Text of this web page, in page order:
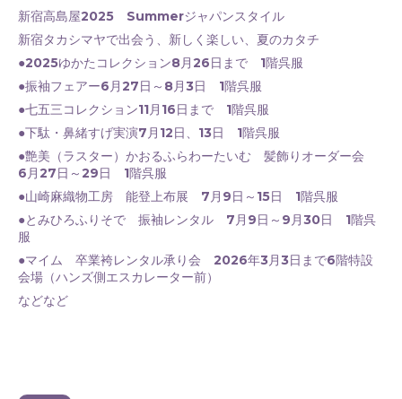
新宿高島屋2025 Summerジャパンスタイル
新宿タカシマヤで出会う、新しく楽しい、夏のカタチ
●2025ゆかたコレクション8月26日まで 1階呉服
●振袖フェアー6月27日～8月3日 1階呉服
●七五三コレクション11月16日まで 1階呉服
●下駄・鼻緒すげ実演7月12日、13日 1階呉服
●艶美（ラスター）かおるふらわーたいむ 髪飾りオーダー会
6月27日～29日 1階呉服
●山崎麻織物工房 能登上布展 7月9日～15日 1階呉服
●とみひろふりそで 振袖レンタル 7月9日～9月30日 1階呉
服
●マイム 卒業袴レンタル承り会 2026年3月3日まで6階特設
会場（ハンズ側エスカレーター前）
などなど